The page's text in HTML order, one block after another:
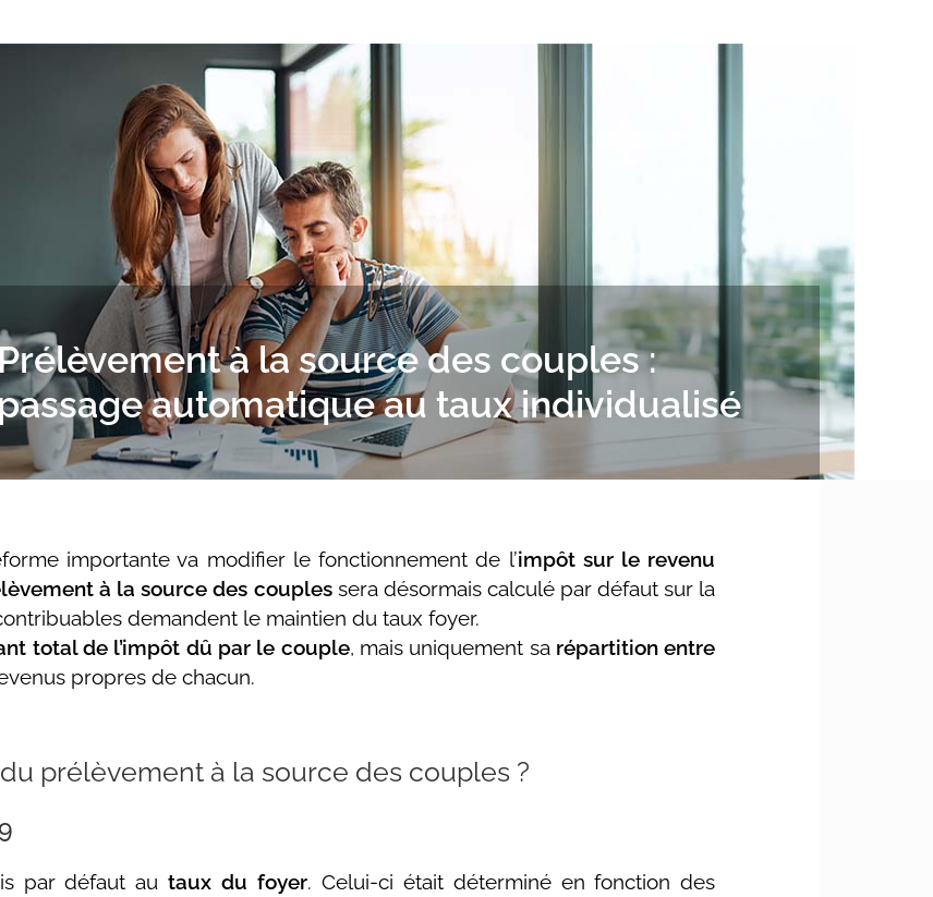
à la source des couples :
automatique au taux individualisé
importante va modifier le fonctionnement de l’impôt sur le revenu
à la source des couplessera désormais calculé par défaut sur la
demandent le maintien du taux foyer.
total de l’impôt dû par le couple, mais uniquement sa répartition entre
propres de chacun.
prélèvement à la source des couples ?
par défaut autaux du foyer. Celui-ci était déterminé en fonction des